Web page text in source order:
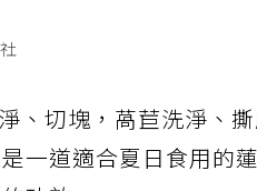
、切塊，萵苣洗淨、
一道適合夏日食用的